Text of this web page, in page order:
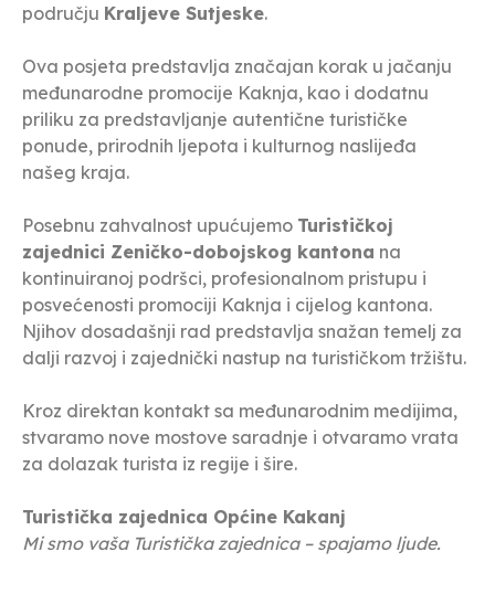
području Kraljeve Sutjeske.
Ova posjeta predstavlja značajan korak u jačanju
međunarodne promocije Kaknja, kao i dodatnu
priliku za predstavljanje autentične turističke
ponude, prirodnih ljepota i kulturnog naslijeđa
našeg kraja.
Posebnu zahvalnost upućujemo Turističkoj
zajednici Zeničko-dobojskog kantona na
kontinuiranoj podršci, profesionalnom pristupu i
posvećenosti promociji Kaknja i cijelog kantona.
Njihov dosadašnji rad predstavlja snažan temelj za
dalji razvoj i zajednički nastup na turističkom tržištu.
Kroz direktan kontakt sa međunarodnim medijima,
stvaramo nove mostove saradnje i otvaramo vrata
za dolazak turista iz regije i šire.
Turistička zajednica Općine Kakanj
Mi smo vaša Turistička zajednica – spajamo ljude.